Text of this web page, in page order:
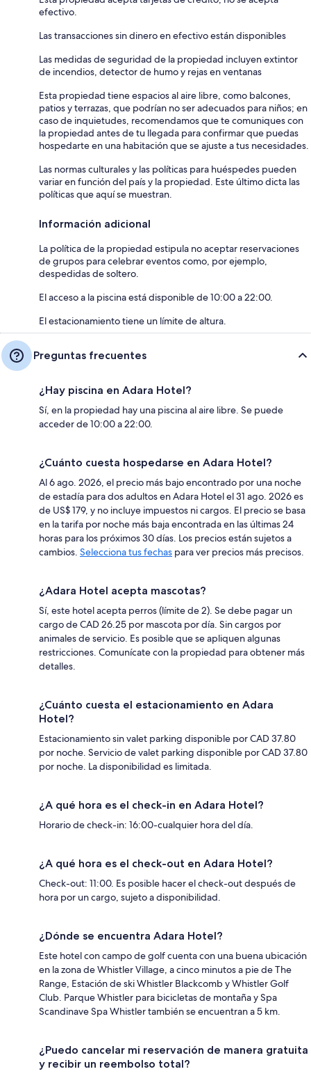
efectivo.
Las transacciones sin dinero en efectivo están disponibles
Las medidas de seguridad de la propiedad incluyen extintor
de incendios, detector de humo y rejas en ventanas
Esta propiedad tiene espacios al aire libre, como balcones,
patios y terrazas, que podrían no ser adecuados para niños; en
caso de inquietudes, recomendamos que te comuniques con
la propiedad antes de tu llegada para confirmar que puedas
hospedarte en una habitación que se ajuste a tus necesidades.
Las normas culturales y las políticas para huéspedes pueden
variar en función del país y la propiedad. Este último dicta las
políticas que aquí se muestran.
Información adicional
La política de la propiedad estipula no aceptar reservaciones
de grupos para celebrar eventos como, por ejemplo,
despedidas de soltero.
El acceso a la piscina está disponible de 10:00 a 22:00.
El estacionamiento tiene un límite de altura.
Preguntas frecuentes
¿Hay piscina en Adara Hotel?
Sí, en la propiedad hay una piscina al aire libre. Se puede
acceder de 10:00 a 22:00.
¿Cuánto cuesta hospedarse en Adara Hotel?
Al 6 ago. 2026, el precio más bajo encontrado por una noche
de estadía para dos adultos en Adara Hotel el 31 ago. 2026 es
de US$ 179, y no incluye impuestos ni cargos. El precio se basa
en la tarifa por noche más baja encontrada en las últimas 24
horas para los próximos 30 días. Los precios están sujetos a
cambios. Selecciona tus fechas para ver precios más precisos.
¿Adara Hotel acepta mascotas?
Sí, este hotel acepta perros (límite de 2). Se debe pagar un
cargo de CAD 26.25 por mascota por día. Sin cargos por
animales de servicio. Es posible que se apliquen algunas
restricciones. Comunícate con la propiedad para obtener más
detalles.
¿Cuánto cuesta el estacionamiento en Adara
Hotel?
Estacionamiento sin valet parking disponible por CAD 37.80
por noche. Servicio de valet parking disponible por CAD 37.80
por noche. La disponibilidad es limitada.
¿A qué hora es el check-in en Adara Hotel?
Horario de check-in: 16:00-cualquier hora del día.
¿A qué hora es el check-out en Adara Hotel?
Check-out: 11:00. Es posible hacer el check-out después de
hora por un cargo, sujeto a disponibilidad.
¿Dónde se encuentra Adara Hotel?
Este hotel con campo de golf cuenta con una buena ubicación
en la zona de Whistler Village, a cinco minutos a pie de The
Range, Estación de ski Whistler Blackcomb y Whistler Golf
Club. Parque Whistler para bicicletas de montaña y Spa
Scandinave Spa Whistler también se encuentran a 5 km.
¿Puedo cancelar mi reservación de manera gratuita
y recibir un reembolso total?